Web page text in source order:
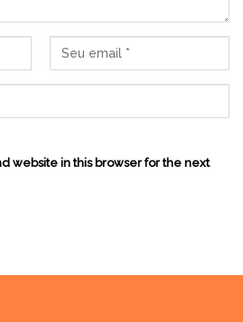
website in this browser for the next